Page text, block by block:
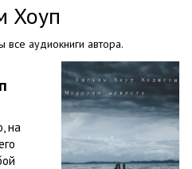
Хоуп
все аудиокниги автора.
на